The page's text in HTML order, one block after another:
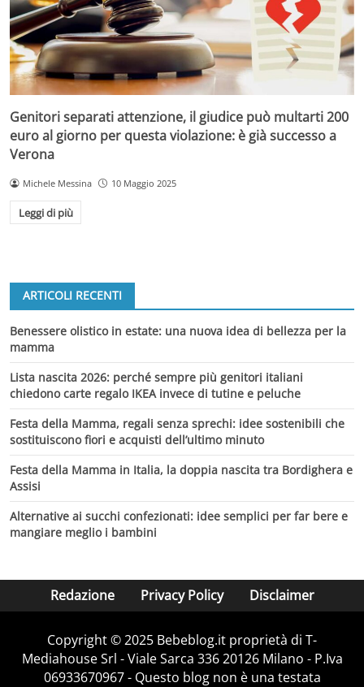
Genitori separati attenzione, il giudice può multarti 200
euro al giorno per questa violazione: è già successo a
Verona
Michele Messina 10 Maggio 2025
Leggi di più
ARTICOLI RECENTI
Benessere olistico in estate: una nuova idea di bellezza per la
mamma
Lista nascita 2026: perché sempre più genitori italiani
chiedono carte regalo IKEA invece di tutine e peluche
Festa della Mamma, regali senza sprechi: idee sostenibili che
sostituiscono fiori e acquisti dell’ultimo minuto
Festa della Mamma in Italia, la doppia nascita tra Bordighera e
Assisi
Alternative ai succhi confezionati: idee semplici per far bere e
mangiare meglio i bambini
Redazione Privacy Policy Disclaimer
Copyright © 2025 Bebeblog.it proprietà di T-
Mediahouse Srl - Viale Sarca 336 20126 Milano - P.Iva
06933670967 - Questo blog non è una testata